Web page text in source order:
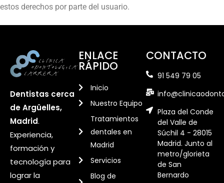
estos derechos por parte del usuario.
Dentistas cerca
de Argüelles,
Madrid.
Experiencia,
formación y
tecnología para
lograr la
ENLACE
RÁPIDO
Inicio
Nuestro Equipo
Tratamientos
dentales en
Madrid
Servicios
Blog de
CONTACTO
91 549 79 05
Plaza del Conde
del Valle de
Súchil 4 - 28015
Madrid. Junto al
metro/glorieta
de San
Bernardo